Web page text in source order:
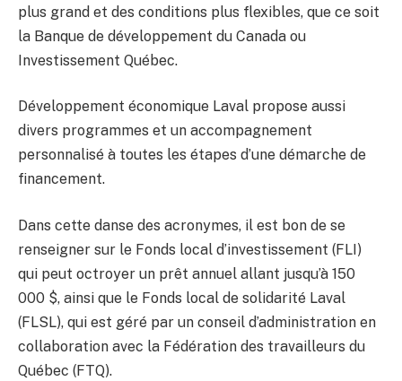
plus grand et des conditions plus flexibles, que ce soit
la Banque de développement du Canada ou
Investissement Québec.
Développement économique Laval propose aussi
divers programmes et un accompagnement
personnalisé à toutes les étapes d’une démarche de
financement.
Dans cette danse des acronymes, il est bon de se
renseigner sur le Fonds local d’investissement (FLI)
qui peut octroyer un prêt annuel allant jusqu’à 150
000 $, ainsi que le Fonds local de solidarité Laval
(FLSL), qui est géré par un conseil d’administration en
collaboration avec la Fédération des travailleurs du
Québec (FTQ).